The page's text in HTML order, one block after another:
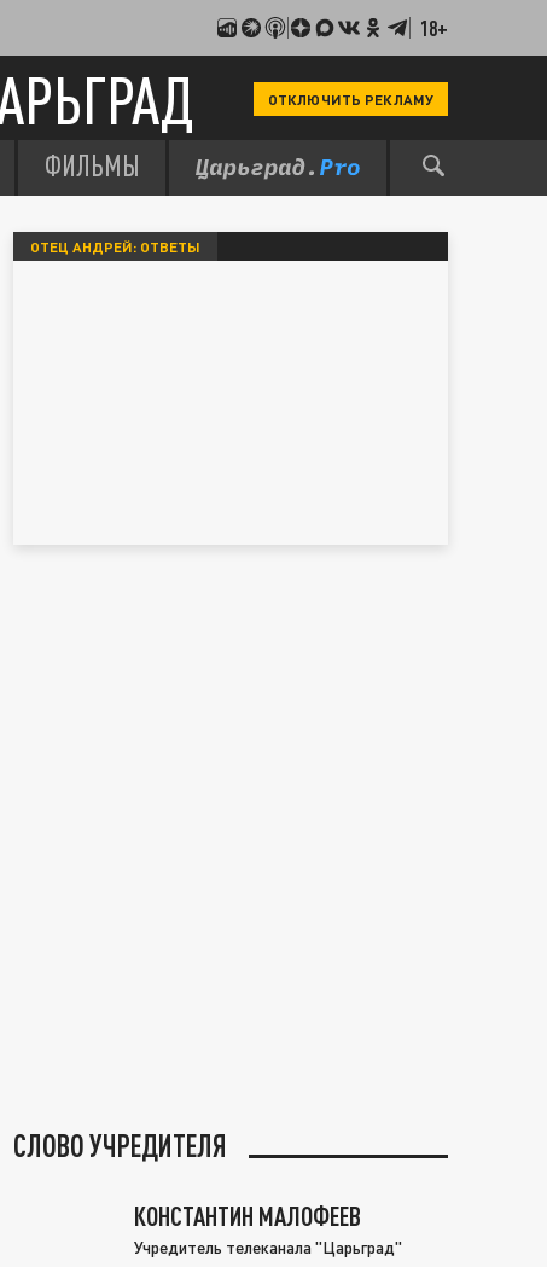
18+
ОТКЛЮЧИТЬ РЕКЛАМУ
ФИЛЬМЫ
ОТЕЦ АНДРЕЙ: ОТВЕТЫ
СЛОВО УЧРЕДИТЕЛЯ
КОНСТАНТИН МАЛОФЕЕВ
Учредитель телеканала "Царьград"